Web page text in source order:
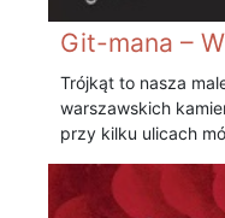
Git-mana –
Trójkąt to nasza
warszawskich
przy kilku ulicach